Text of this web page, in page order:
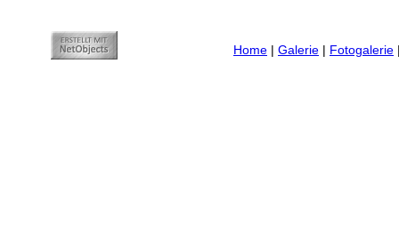
Home | Galerie | Fotogalerie